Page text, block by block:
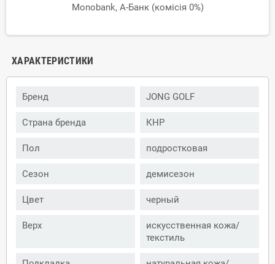
Monobank, А-Банк (комісія 0%)
ХАРАКТЕРИСТИКИ
Бренд JONG GOLF
Страна бренда КНР
Пол подростковая
Сезон демисезон
Цвет черный
Верх
искусственная кожа/
текстиль